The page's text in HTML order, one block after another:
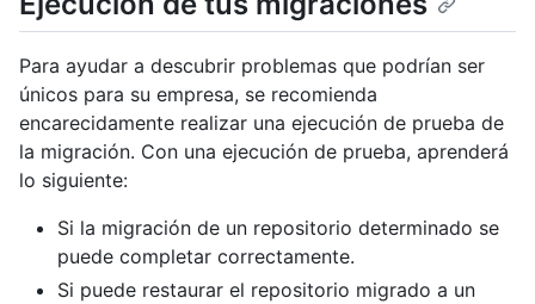
Para ayudar a descubrir problemas que podrían ser
únicos para su empresa, se recomienda
encarecidamente realizar una ejecución de prueba de
la migración. Con una ejecución de prueba, aprenderá
lo siguiente:
Si la migración de un repositorio determinado se
puede completar correctamente.
Si puede restaurar el repositorio migrado a un